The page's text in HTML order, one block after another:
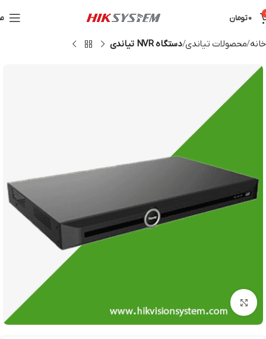
0تومان
خانه محصولات تیاندی دستگاه NVR تیاندی
بزرگنمایی تصویر